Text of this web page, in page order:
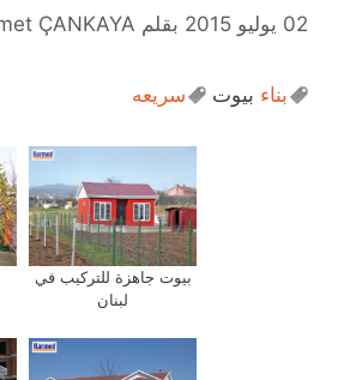
02 يوليو 2015 بقلم ÇANKAYA
بناء بيوت سريعه
بيوت جاهزة للتركيب في
لبنان